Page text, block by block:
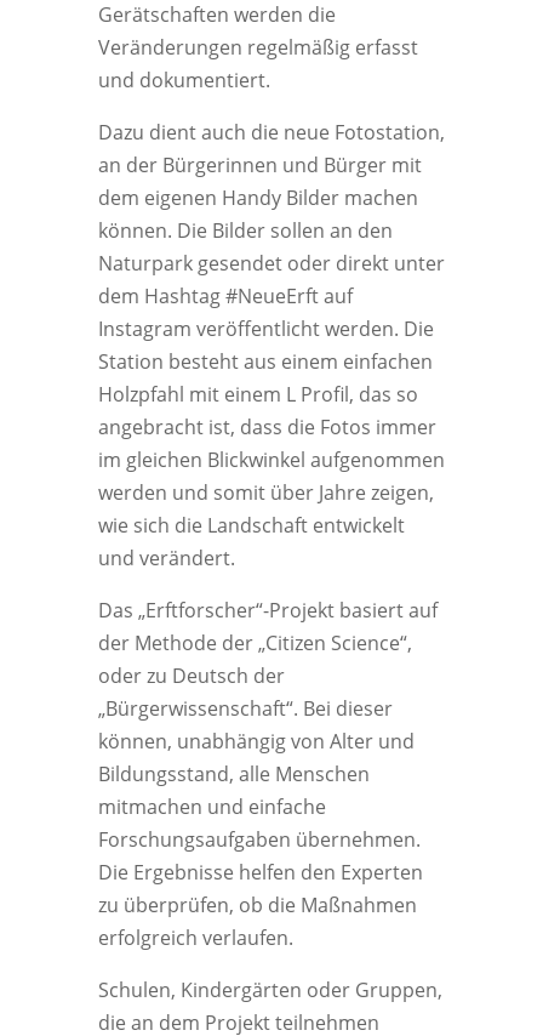
Gerätschaften werden die
Veränderungen regelmäßig erfasst
und dokumentiert.
Dazu dient auch die neue Fotostation,
an der Bürgerinnen und Bürger mit
dem eigenen Handy Bilder machen
können. Die Bilder sollen an den
Naturpark gesendet oder direkt unter
dem Hashtag #NeueErft auf
Instagram veröffentlicht werden. Die
Station besteht aus einem einfachen
Holzpfahl mit einem L Profil, das so
angebracht ist, dass die Fotos immer
im gleichen Blickwinkel aufgenommen
werden und somit über Jahre zeigen,
wie sich die Landschaft entwickelt
und verändert.
Das „Erftforscher“-Projekt basiert auf
der Methode der „Citizen Science“,
oder zu Deutsch der
„Bürgerwissenschaft“. Bei dieser
können, unabhängig von Alter und
Bildungsstand, alle Menschen
mitmachen und einfache
Forschungsaufgaben übernehmen.
Die Ergebnisse helfen den Experten
zu überprüfen, ob die Maßnahmen
erfolgreich verlaufen.
Schulen, Kindergärten oder Gruppen,
die an dem Projekt teilnehmen